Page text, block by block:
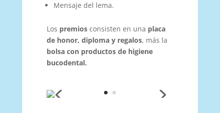
Mensaje del lema.
Los premiosconsisten en una placa
de honor, diploma y regalos, más la
bolsa con productos de higiene
bucodental.